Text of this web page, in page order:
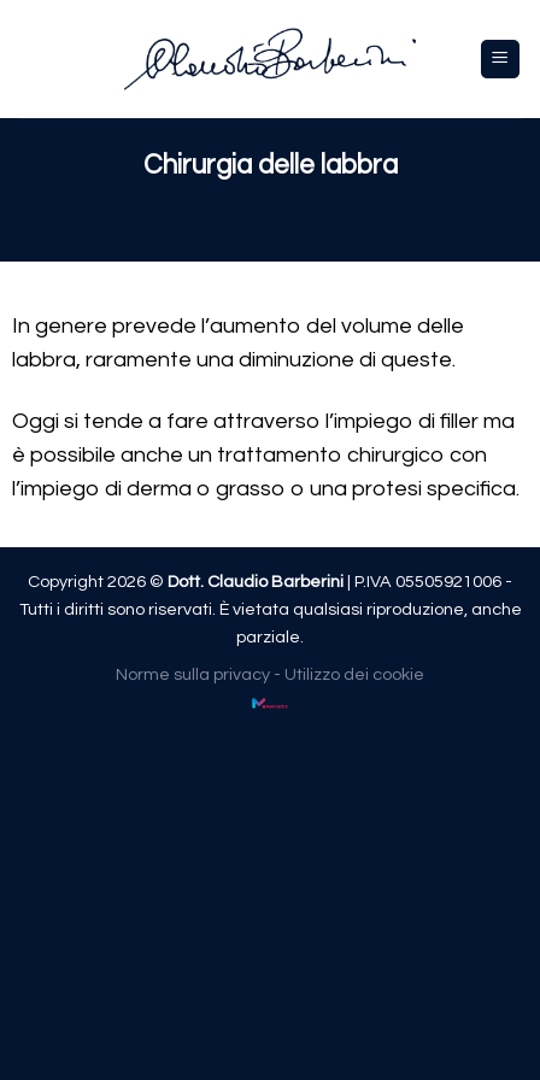
Chirurgia delle labbra
In genere prevede l’aumento del volume delle
labbra, raramente una diminuzione di queste.
Oggi si tende a fare attraverso l’impiego di filler ma
è possibile anche un trattamento chirurgico con
l’impiego di derma o grasso o una protesi specifica.
Copyright 2026 © Dott. Claudio Barberini | P.IVA 05505921006 -
Tutti i diritti sono riservati. È vietata qualsiasi riproduzione, anche
parziale.
Norme sulla privacy - Utilizzo dei cookie